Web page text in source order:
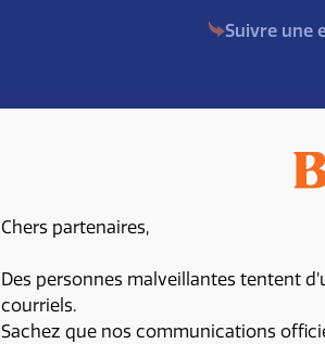
Suivre une
Chers partenaires,
Des personnes malveillantes tentent
courriels.
Sachez que nos communications